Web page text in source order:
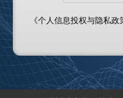
《个人信息投权与隐私政